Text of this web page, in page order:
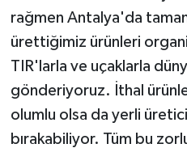
rağmen Antalya'da
ürettiğimiz ürünleri
TIR'larla ve uçaklarla
gönderiyoruz. İthal
olumlu olsa da yerli
bırakabiliyor. Tüm bu